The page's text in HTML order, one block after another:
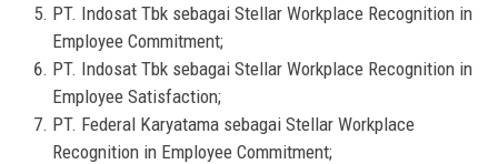
PT. Indosat Tbk sebagai Stellar Workplace Recognition in
Employee Commitment;
PT. Indosat Tbk sebagai Stellar Workplace Recognition in
Employee Satisfaction;
PT. Federal Karyatama sebagai Stellar Workplace
Recognition in Employee Commitment;